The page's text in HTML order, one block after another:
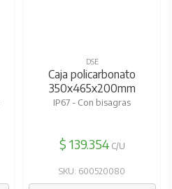
DSE
Caja policarbonato
350x465x200mm
IP67 - Con bisagras
$ 139.354C/U
SKU: 600520080